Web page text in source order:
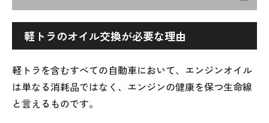
軽トラのオイル交換が必要な理由
軽トラを含むすべての自動車において、エンジンオイル
は単なる消耗品ではなく、エンジンの健康を保つ生命線
と言えるものです。